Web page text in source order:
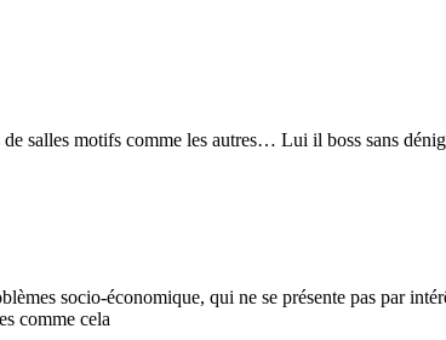
de salles motifs comme les autres… Lui il boss sans
socio-économique, qui ne se présente pas par
comme cela